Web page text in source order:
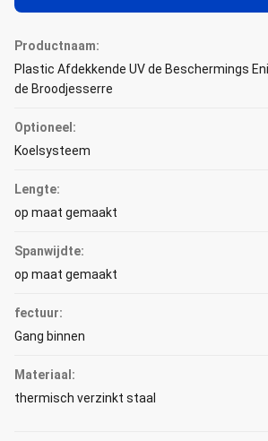
Productnaam:
Plastic Afdekkende UV de Beschermings
de Broodjesserre
Optioneel:
Koelsysteem
Lengte:
op maat gemaakt
Spanwijdte:
op maat gemaakt
fectuur:
Gang binnen
Materiaal:
thermisch verzinkt staal